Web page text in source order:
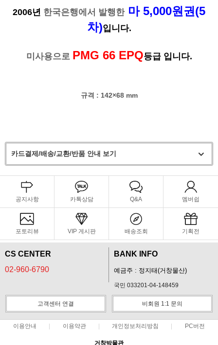
2006년 한국은행에서 발행한마 5,000원권(5
차)입니다.
미사용으로 PMG 66 EPQ등급 입니다.
규격 : 142×68 mm
카드결제/배송/교환/반품 안내 보기
공지사항 카톡상담 Q&A 멤버쉽
포토리뷰 VIP 게시판 배송조회 기획전
CS CENTER
02-960-6790
BANK INFO
예금주 : 정지태(거창물산)
국민 033201-04-148459
고객센터 연결 비회원 1:1 문의
이용안내 이용약관 개인정보처리방침 PC버전
거창박물관